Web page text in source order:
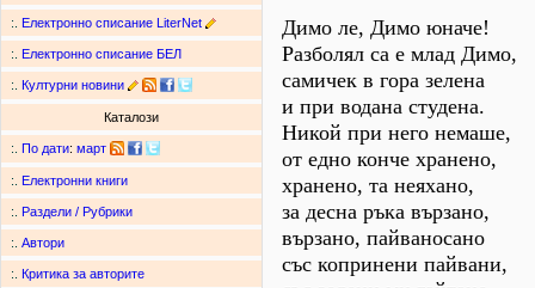
:. Електронно списание LiterNet
:. Електронно списание БЕЛ
:. Културни новини
Каталози
:. По дати: март
:. Електронни книги
:. Раздели / Рубрики
:. Автори
:. Критика за авторите
Димо ле, Димо юначе!
Разболял са е млад Димо,
самичек в гора зелена
и при водана студена.
Никой при него немаше,
от едно конче хранено,
хранено, та неяхано,
за десна ръка вързано,
вързано, пайваносано
със копринени пайвани,